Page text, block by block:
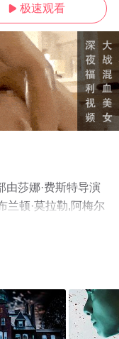
 极速观看
由莎娜·费斯特导演
兰顿·莫拉勒,阿梅尔
奥柯奈伊,索瑞·安达
等演员精彩
步至豆瓣电影、电